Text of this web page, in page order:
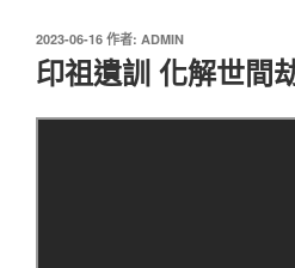
發
佈
於
2023-06-16 作者: ADMIN
印祖遺訓 化解世間